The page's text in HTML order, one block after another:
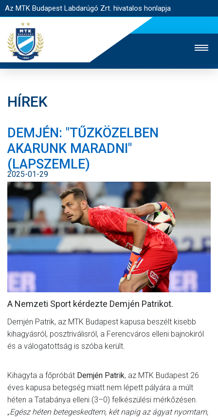
Az MTK Budapest Labdarúgó Zrt. hivatalos honlapja
JEGYÉRTÉKESÍTÉS
WEBSHOP
STADION
EGYESÜLET
KAPCSOLAT
NYITÓLAP
HÍREK
CSAPATOK
MÉRKŐZÉSEK
KLUB
GALÉRIA
SZURKOLÓI ÉLMÉNYEK
AKKREDITÁCIÓ
HÍREK
DEMJÉN: "TŰZKÖZELBEN
AKARUNK MARADNI"
(LAPSZEMLE)
2025-01-29
A Nemzeti Sport kérdezte Demjén Patrikot.
Demjén Patrik, az MTK Budapest kapusa beszélt kisebb
kihagyásról, posztriválisról, a Ferencváros elleni bajnokiról
és a válogatottság is szóba került.
Kihagyta a főpróbát Demjén Patrik, az MTK Budapest 26
éves kapusa betegség miatt nem lépett pályára a múlt
héten a Tatabánya elleni (3–0) felkészülési mérkőzésen.
„Egész héten betegeskedtem, két napig az ágyat nyomtam,